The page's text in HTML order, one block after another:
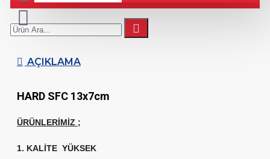
AÇIKLAMA
HARD SFC 13x7cm
ÜRÜNLERİMİZ ;
1. KALİTE YÜKSEK